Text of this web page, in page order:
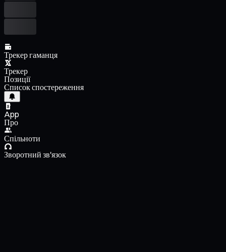
Трекер гаманця
Трекер
Позиції
Список спостереження
App
Про
Спільноти
Зворотний зв'язок